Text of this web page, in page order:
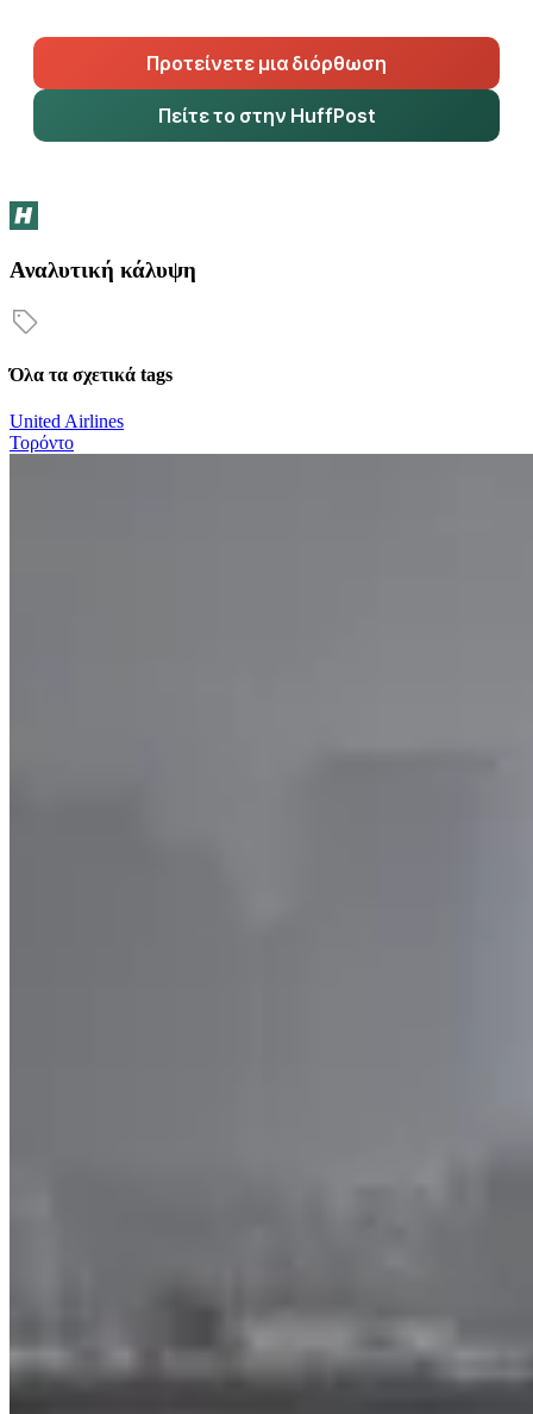
Προτείνετε μια διόρθωση
Πείτε το στην HuffPost
Αναλυτική κάλυψη
Όλα τα σχετικά tags
United Airlines
Τορόντο